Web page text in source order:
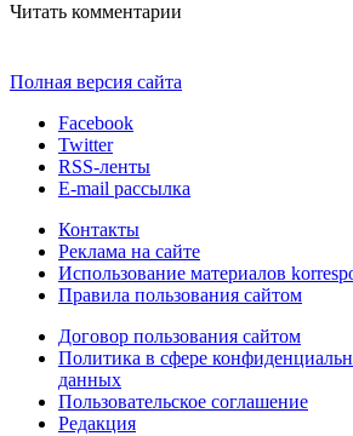
Читать комментарии
Полная версия сайта
Facebook
Twitter
RSS-ленты
E-mail рассылка
Контакты
Реклама на сайте
Использование материалов
Правила пользования сайтом
Договор пользования сайтом
Политика в сфере
данных
Пользовательское соглашение
Редакция